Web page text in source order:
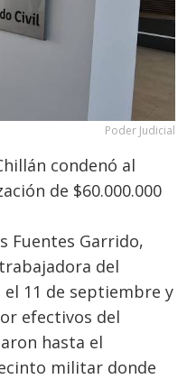
Poder Judicial
condenó al
de $60.000.000
Fuentes Garrido,
del
11 de septiembre y
efectivos del
hasta el
militar donde